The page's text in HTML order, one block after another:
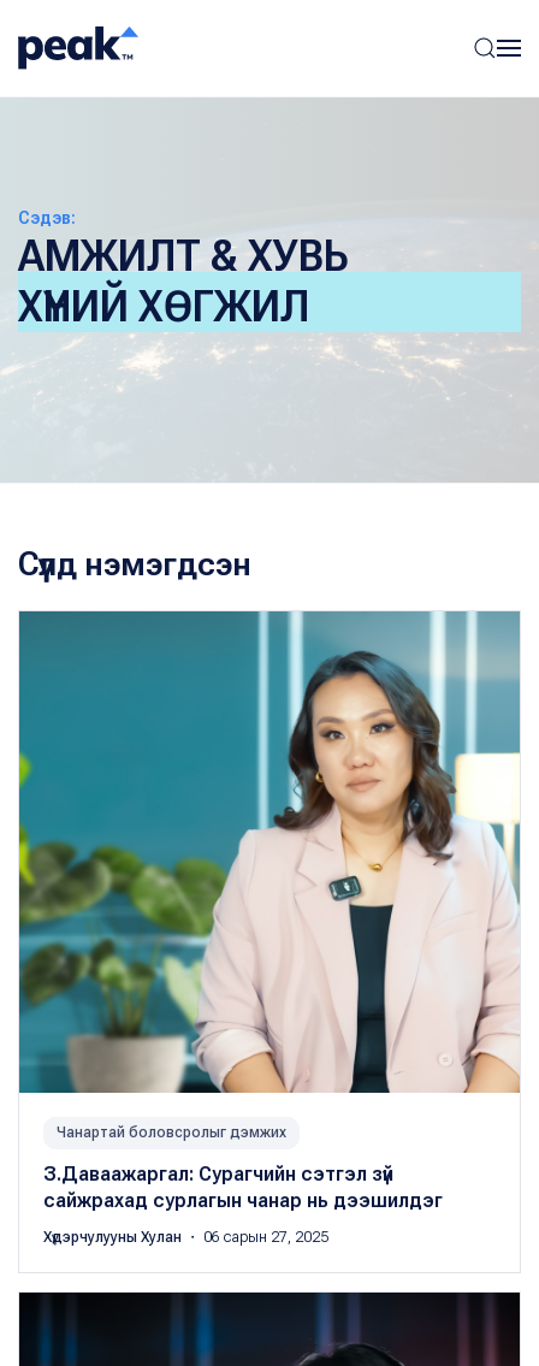
Сэдэв:
АМЖИЛТ & ХУВЬ
ХҮНИЙ ХӨГЖИЛ
Сүүлд нэмэгдсэн
Чанартай боловсролыг дэмжих
З.Даваажаргал: Сурагчийн сэтгэл зүй
сайжрахад сурлагын чанар нь дээшилдэг
Хүдэрчулууны Хулан ・ 06 сарын 27, 2025